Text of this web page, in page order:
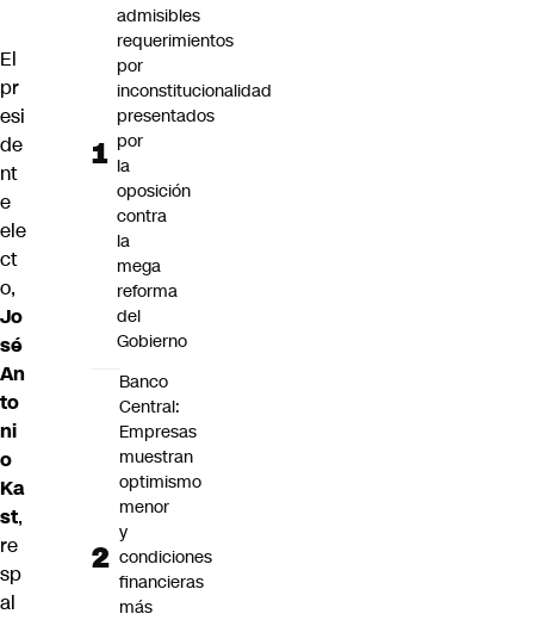
El
pr
esi
de
nt
e
ele
ct
o,
Jo
sé
An
to
ni
o
Ka
st,
re
sp
al
admisibles
requerimientos
por
inconstitucionalidad
presentados
por
la
oposición
contra
la
mega
reforma
del
Gobierno
Banco
Central:
Empresas
muestran
optimismo
menor
y
condiciones
financieras
más